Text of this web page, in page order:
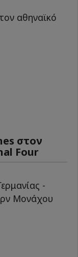
στον
Four